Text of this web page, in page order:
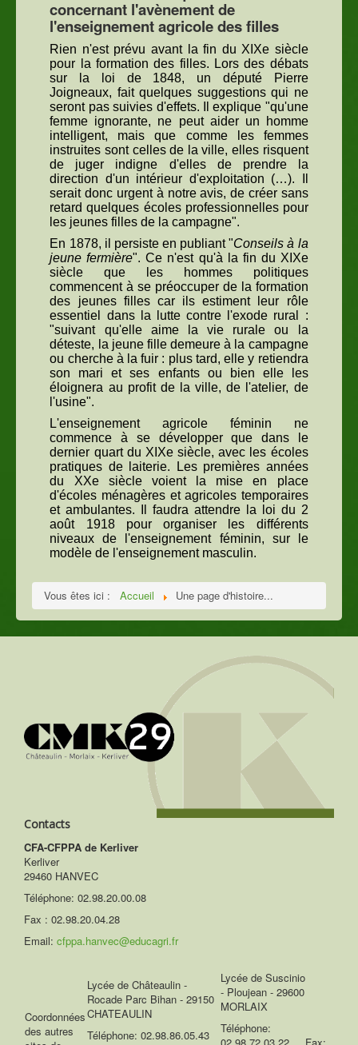
concernant l'avènement de
l'enseignement agricole des filles
Rien n'est prévu avant la fin du XIXe siècle
pour la formation des filles. Lors des débats
sur la loi de 1848, un député Pierre
Joigneaux, fait quelques suggestions qui ne
seront pas suivies d'effets. Il explique "qu'une
femme ignorante, ne peut aider un homme
intelligent, mais que comme les femmes
instruites sont celles de la ville, elles risquent
de juger indigne d'elles de prendre la
direction d'un intérieur d'exploitation (…). Il
serait donc urgent à notre avis, de créer sans
retard quelques écoles professionnelles pour
les jeunes filles de la campagne".
En 1878, il persiste en publiant "Conseils à la
jeune fermière". Ce n'est qu'à la fin du XIXe
siècle que les hommes politiques
commencent à se préoccuper de la formation
des jeunes filles car ils estiment leur rôle
essentiel dans la lutte contre l'exode rural :
"suivant qu'elle aime la vie rurale ou la
déteste, la jeune fille demeure à la campagne
ou cherche à la fuir : plus tard, elle y retiendra
son mari et ses enfants ou bien elle les
éloignera au profit de la ville, de l'atelier, de
l'usine".
L'enseignement agricole féminin ne
commence à se développer que dans le
dernier quart du XIXe siècle, avec les écoles
pratiques de laiterie. Les premières années
du XXe siècle voient la mise en place
d'écoles ménagères et agricoles temporaires
et ambulantes. Il faudra attendre la loi du 2
août 1918 pour organiser les différents
niveaux de l'enseignement féminin, sur le
modèle de l'enseignement masculin.
Vous êtes ici : Accueil Une page d'histoire...
Contacts
CFA-CFPPA de Kerliver
Kerliver
29460 HANVEC
Téléphone: 02.98.20.00.08
Fax : 02.98.20.04.28
Email: cfppa.hanvec@educagri.fr
Coordonnées
des autres
Lycée de Châteaulin -
Rocade Parc Bihan - 29150
CHATEAULIN
Téléphone: 02.98.86.05.43
Lycée de Suscinio
- Ploujean - 29600
MORLAIX
Téléphone: